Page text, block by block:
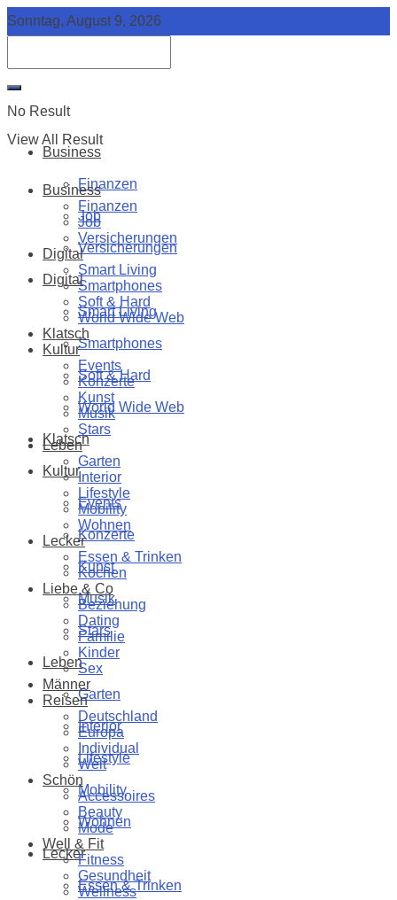
Sonntag, August 9, 2026
No Result
View All Result
Business
Finanzen
Job
Versicherungen
Digital
Smart Living
Smartphones
Soft & Hard
World Wide Web
Klatsch
Kultur
Events
Konzerte
Kunst
Musik
Stars
Leben
Garten
Interior
Lifestyle
Mobility
Wohnen
Lecker
Essen & Trinken
Business
Finanzen
Job
Versicherungen
Digital
Smart Living
Smartphones
Soft & Hard
World Wide Web
Klatsch
Kultur
Events
Konzerte
Kunst
Musik
Stars
Leben
Garten
Interior
Lifestyle
Mobility
Wohnen
Lecker
Essen & Trinken
Kochen
Liebe & Co
Beziehung
Dating
Familie
Kinder
Sex
Männer
Reisen
Deutschland
Europa
Individual
Welt
Schön
Accessoires
Beauty
Mode
Well & Fit
Fitness
Gesundheit
Wellness